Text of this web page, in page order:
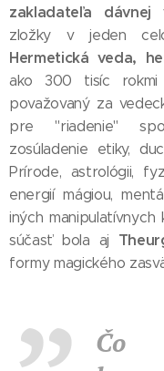
zakladateľa dávnej
zložky v jeden
Hermetická veda,
ako 300 tisíc rokmi
považovaný za
pre "riadenie"
zosúladenie etiky,
Prírode, astrológii,
energií mágiou,
iných manipulatívnych
súčasť bola aj
formy magického
Čo